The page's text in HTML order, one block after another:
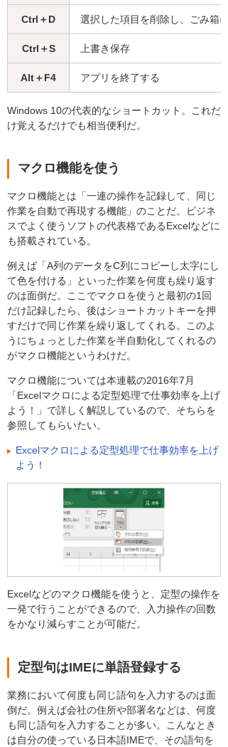
Ctrl＋D 選択した項目を削除し、ごみ箱に
Ctrl＋S 上書き保存
Alt＋F4 アプリを終了する
Windows 10の代表的なショートカット。これだ
け覚えるだけでも相当便利だ。
マクロ機能を使う
マクロ機能とは「一連の操作を記録して、同じ
作業を自動で再現する機能」のことだ。ビジネ
スでよく使うソフトの代表格であるExcelなどに
も搭載されている。
例えば「A列のデータをC列にコピーし太字にし
て色を付ける」といった作業を何度も繰り返す
のは面倒だ。ここでマクロを使うと最初の1回
だけ記録したら、後はショートカットキーを押
すだけで同じ作業を繰り返してくれる。このよ
うにちょっとした作業を半自動化してくれるの
がマクロ機能というわけだ。
マクロ機能については本連載の2016年7月
「Excelマクロによる定型処理で仕事効率を上げ
よう！」で詳しく解説しているので、そちらを
参照してもらいたい。
Excelマクロによる定型処理で仕事効率を上げ
よう！
Excelなどのマクロ機能を使うと、定型の操作を
一発で行うことができるので、入力操作の回数
をかなり減らすことが可能だ。
定型句はIMEに単語登録する
業務において何度も同じ語句を入力するのは面
倒だ。例えば会社の住所や部署名などは、何度
も同じ語句を入力することが多い。こんなとき
は自分の使っている日本語IMEで、その語句を